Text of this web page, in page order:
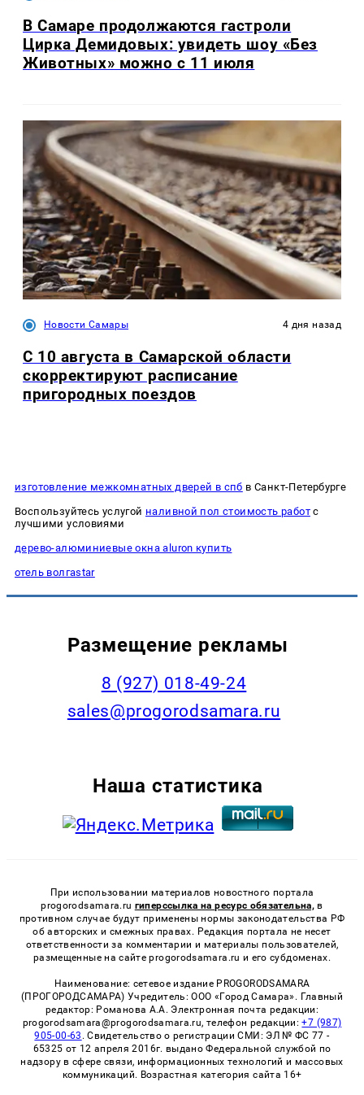
В Самаре продолжаются гастроли
Цирка Демидовых: увидеть шоу «Без
Животных» можно с 11 июля
Новости Самары 4 дня назад
С 10 августа в Самарской области
скорректируют расписание
пригородных поездов
изготовление межкомнатных дверей в спб в Санкт-Петербурге
Воспользуйтесь услугой наливной пол стоимость работс
лучшими условиями
дерево-алюминиевые окна aluron купить
отель волгаstar
Размещение рекламы
8 (927) 018-49-24
sales@progorodsamara.ru
Наша статистика
При использовании материалов новостного портала
progorodsamara.ru гиперссылка на ресурс обязательна, в
противном случае будут применены нормы законодательства РФ
об авторских и смежных правах. Редакция портала не несет
ответственности за комментарии и материалы пользователей,
размещенные на сайте progorodsamara.ru и его субдоменах.
Наименование: сетевое издание PROGORODSAMARA
(ПРОГОРОДСАМАРА) Учредитель: ООО «Город Самара». Главный
редактор: Романова А.А. Электронная почта редакции:
progorodsamara@progorodsamara.ru, телефон редакции:+7 (987)
905-00-63 . Свидетельство о регистрации СМИ: ЭЛ № ФС 77 -
65325 от 12 апреля 2016г. выдано Федеральной службой по
надзору в сфере связи, информационных технологий и массовых
коммуникаций. Возрастная категория сайта 16+